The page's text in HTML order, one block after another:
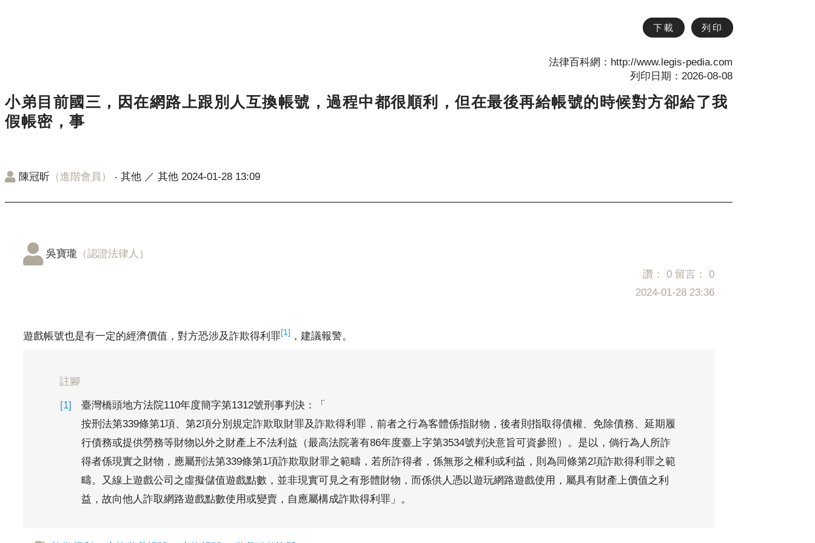
下載 列印
法律百科網：http://www.legis-pedia.com
列印日期：2026-08-08
小弟目前國三，因在網路上跟別人互換帳號，過程中都很順利，但在最後再給帳號的時候對方卻給了我
假帳密，事
陳冠昕 （進階會員） ‧ 其他 ／ 其他 2024-01-28 13:09
吳寶瓏 （認證法律人）
讚： 0 留言： 0
2024-01-28 23:36
遊戲帳號也是有一定的經濟價值，對方恐涉及詐欺得利罪[1] ，建議報警。
註腳
臺灣橋頭地方法院110年度簡字第1312號刑事判決：「
按刑法第339條第1項、第2項分別規定詐欺取財罪及詐欺得利罪，前者之行為客體係指財物，後者則指取得債權、免除債務、延期履
行債務或提供勞務等財物以外之財產上不法利益（最高法院著有86年度臺上字第3534號判決意旨可資參照）。是以，倘行為人所詐
得者係現實之財物，應屬刑法第339條第1項詐欺取財罪之範疇，若所詐得者，係無形之權利或利益，則為同條第2項詐欺得利罪之範
疇。又線上遊戲公司之虛擬儲值遊戲點數，並非現實可見之有形體財物，而係供人憑以遊玩網路遊戲使用，屬具有財產上價值之利
益，故向他人詐取網路遊戲點數使用或變賣，自應屬構成詐欺得利罪」。